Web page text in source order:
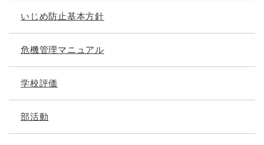
いじめ防止基本方針
危機管理マニュアル
学校評価
部活動